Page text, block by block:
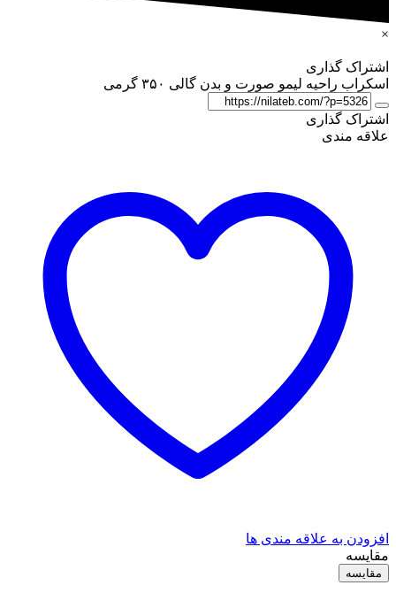
×
اشتراک گذاری
اسکراب راحیه لیمو صورت و بدن گالی ۳۵۰ گرمی
اشتراک گذاری
علاقه مندی
افزودن به علاقه مندی ها
مقایسه
مقایسه